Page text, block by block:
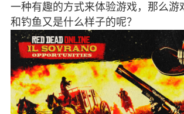
GTA6 RDR2 逃离塔
彩虹六号 绝地求生 战地
一种有趣的方式来体验游戏，那么游
和钓鱼又是什么样子的呢？